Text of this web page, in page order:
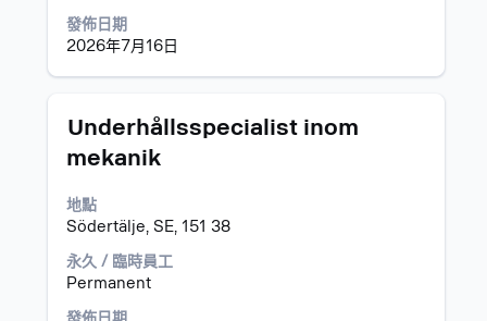
發佈日期
2026年7月16日
作
資
整
內
標
Underhållsspecialist inom
mekanik
地點
Södertälje, SE, 151 38
永久 / 臨時員工
Permanent
選
空
列
以
檢
視
作